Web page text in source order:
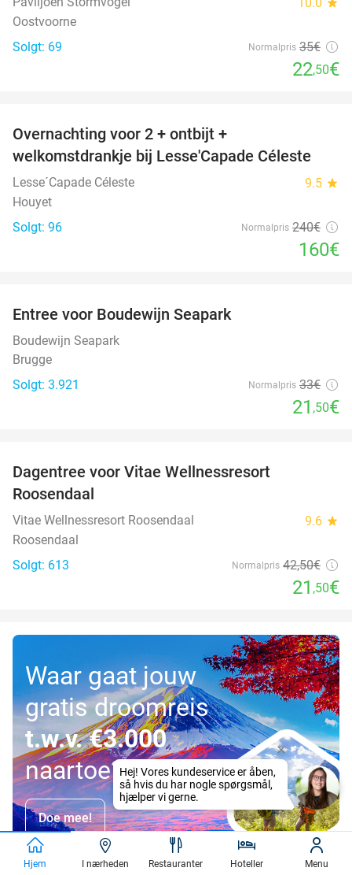
Oostvoorne
Solgt: 69
Normalpris 35€
22,50€
Overnachting voor 2 + ontbijt +
welkomstdrankje bij Lesse'Capade Céleste
Lesse´Capade Céleste 9.5 star
Houyet
Solgt: 96
Normalpris 240€
160€
Entree voor Boudewijn Seapark
Boudewijn Seapark
Brugge
Solgt: 3.921
Normalpris 33€
21 ,50€
Dagentree voor Vitae Wellnessresort
Roosendaal
Vitae Wellnessresort Roosendaal 9.6 star
Roosendaal
Solgt: 613
Normalpris 42,50€
21 ,50€
Waar gaat jouw
gratis droomreis
t.w.v. €3.000
naartoe?
Doe mee!
Hjem I nærheden Restauranter Hoteller Menu